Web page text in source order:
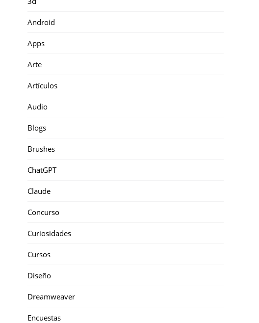
Android
Apps
Arte
Artículos
Audio
Blogs
Brushes
ChatGPT
Claude
Concurso
Curiosidades
Cursos
Diseño
Dreamweaver
Encuestas